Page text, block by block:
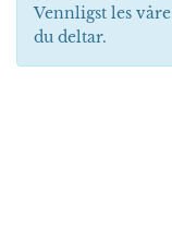
Vennligst les våre
du deltar.